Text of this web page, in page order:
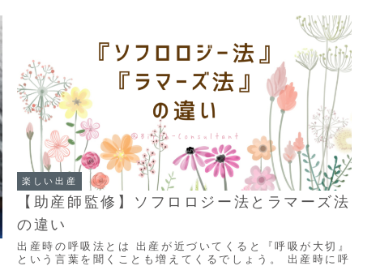
楽しい出産
【助産師監修】ソフロロジー法とラマーズ法
の違い
出産時の呼吸法とは 出産が近づいてくると『呼吸が大切』
という言葉を聞くことも増えてくるでしょう。 出産時に呼